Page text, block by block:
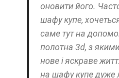
оновити його.
шафу купе,
саме тут на
полотна 3d, з
нове і яскраве
на шафу купе дуже